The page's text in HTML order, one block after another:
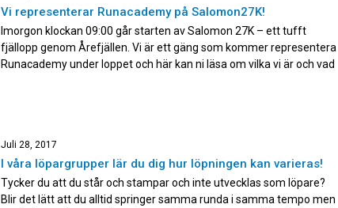
Vi representerar Runacademy på Salomon27K!
Imorgon klockan 09:00 går starten av Salomon 27K – ett tufft
fjällopp genom Årefjällen. Vi är ett gäng som kommer representera
Runacademy under loppet och här kan ni läsa om vilka vi är och vad
Juli 28, 2017
I våra löpargrupper lär du dig hur löpningen kan varieras!
Tycker du att du står och stampar och inte utvecklas som löpare?
Blir det lätt att du alltid springer samma runda i samma tempo men